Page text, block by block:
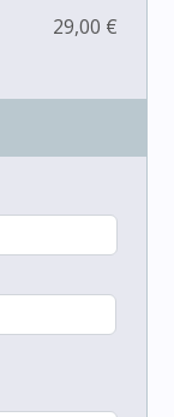
29,00 €